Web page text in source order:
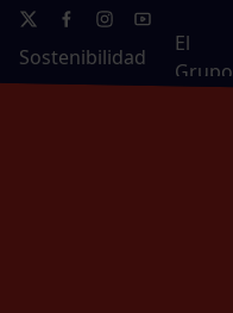
Sostenibilidad
El
Grupo